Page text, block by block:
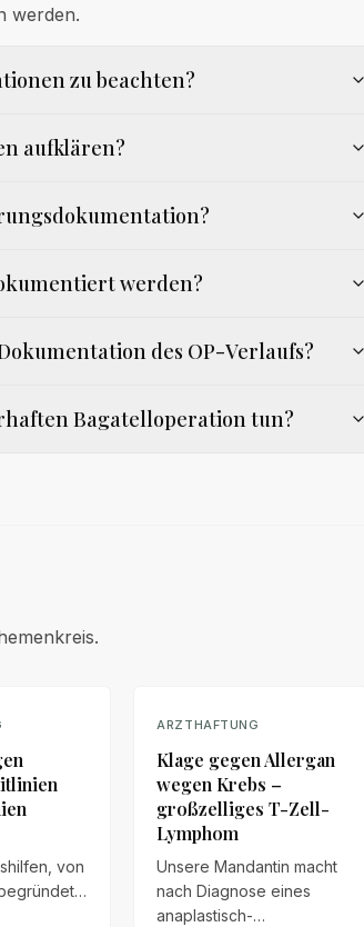
werden.
zu beachten?
aufklären?
werden?
des OP-Verlaufs?
Bagatelloperation tun?
von
ARZTHAFTUNG
Klage gegen Allergan
wegen Krebs –
großzelliges T-Zell-
Lymphom
Unsere Mandantin macht
nach Diagnose eines
anaplastisch-